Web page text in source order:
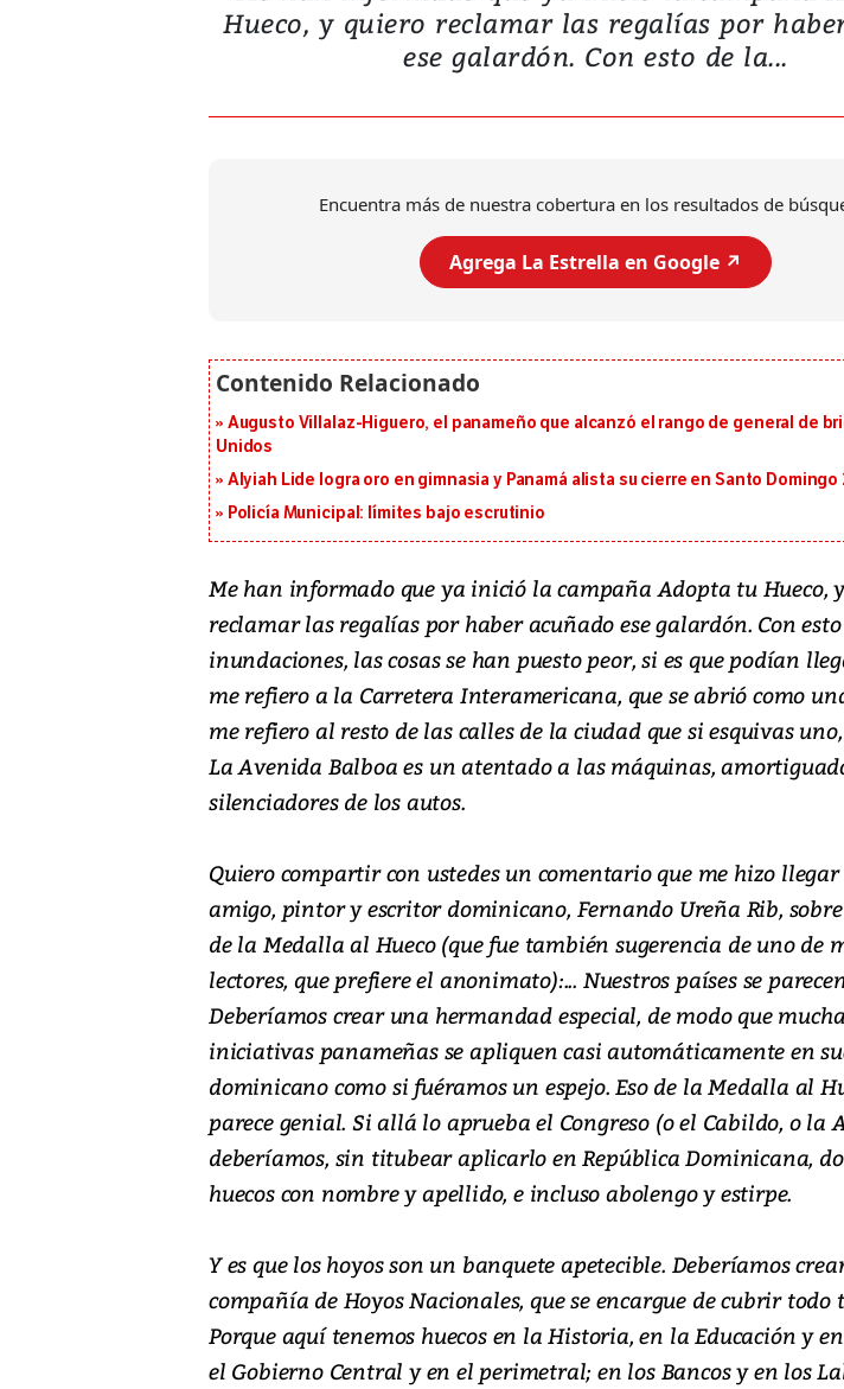
Hueco, y quiero reclamar las regalías por
ese galardón. Con esto de la...
Encuentra más de nuestra cobertura en los resultados de
Agrega La Estrella en Google ↗️
Augusto Villalaz-Higuero, el panameño que alcanzó el rango de general de
Unidos
Alyiah Lide logra oro en gimnasia y Panamá alista su cierre en Santo Domingo
Policía Municipal: límites bajo escrutinio
Me han informado que ya inició la campaña Adopta tu Hueco,
reclamar las regalías por haber acuñado ese galardón. Con
inundaciones, las cosas se han puesto peor, si es que podían
me refiero a la Carretera Interamericana, que se abrió como
me refiero al resto de las calles de la ciudad que si esquivas
La Avenida Balboa es un atentado a las máquinas,
silenciadores de los autos.
Quiero compartir con ustedes un comentario que me hizo
amigo, pintor y escritor dominicano, Fernando Ureña Rib,
de la Medalla al Hueco (que fue también sugerencia de uno de
lectores, que prefiere el anonimato):... Nuestros países se
Deberíamos crear una hermandad especial, de modo que
iniciativas panameñas se apliquen casi automáticamente en
dominicano como si fuéramos un espejo. Eso de la Medalla al
parece genial. Si allá lo aprueba el Congreso (o el Cabildo, o la
deberíamos, sin titubear aplicarlo en República Dominicana,
huecos con nombre y apellido, e incluso abolengo y estirpe.
Y es que los hoyos son un banquete apetecible. Deberíamos
compañía de Hoyos Nacionales, que se encargue de cubrir todo
Porque aquí tenemos huecos en la Historia, en la Educación y
el Gobierno Central y en el perimetral; en los Bancos y en los